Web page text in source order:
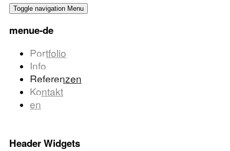
Toggle navigation Menu
menue-de
Portfolio
Info
Referenzen
Kontakt
en
Header Widgets